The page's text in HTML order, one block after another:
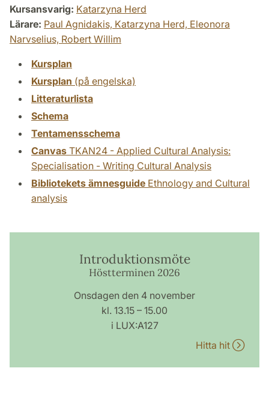
Kursansvarig: Katarzyna Herd
Lärare: Paul Agnidakis, Katarzyna Herd, Eleonora
Narvselius, Robert Willim
Kursplan
Kursplan (på engelska)
Litteraturlista
Schema
Tentamensschema
Canvas TKAN24 - Applied Cultural Analysis:
Specialisation - Writing Cultural Analysis
Bibliotekets ämnesguide Ethnology and Cultural
analysis
Introduktionsmöte
Höstterminen 2026
Onsdagen den 4 november
kl. 13.15 – 15.00
i LUX:A127
Hitta hit